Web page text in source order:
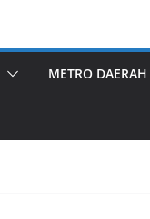
METRO DAERAH